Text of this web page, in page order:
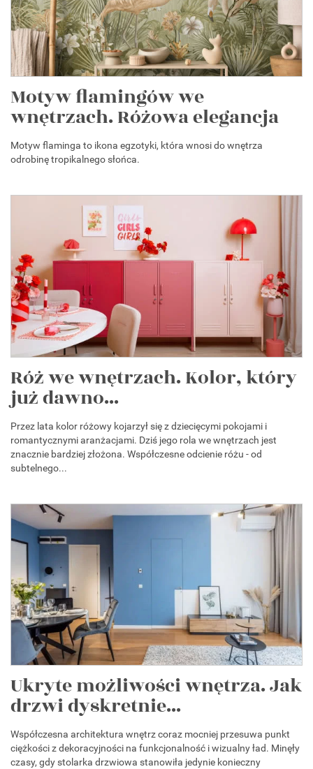
Motyw flamingów we
wnętrzach. Różowa elegancja
Motyw flaminga to ikona egzotyki, która wnosi do wnętrza
odrobinę tropikalnego słońca.
Róż we wnętrzach. Kolor, który
już dawno...
Przez lata kolor różowy kojarzył się z dziecięcymi pokojami i
romantycznymi aranżacjami. Dziś jego rola we wnętrzach jest
znacznie bardziej złożona. Współczesne odcienie różu - od
subtelnego...
Ukryte możliwości wnętrza. Jak
drzwi dyskretnie...
Współczesna architektura wnętrz coraz mocniej przesuwa punkt
ciężkości z dekoracyjności na funkcjonalność i wizualny ład. Minęły
czasy, gdy stolarka drzwiowa stanowiła jedynie konieczny